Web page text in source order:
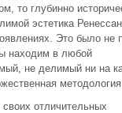
то глубинно
эстетика
Это было не
находим в любой
не делимый ни на
отличительных